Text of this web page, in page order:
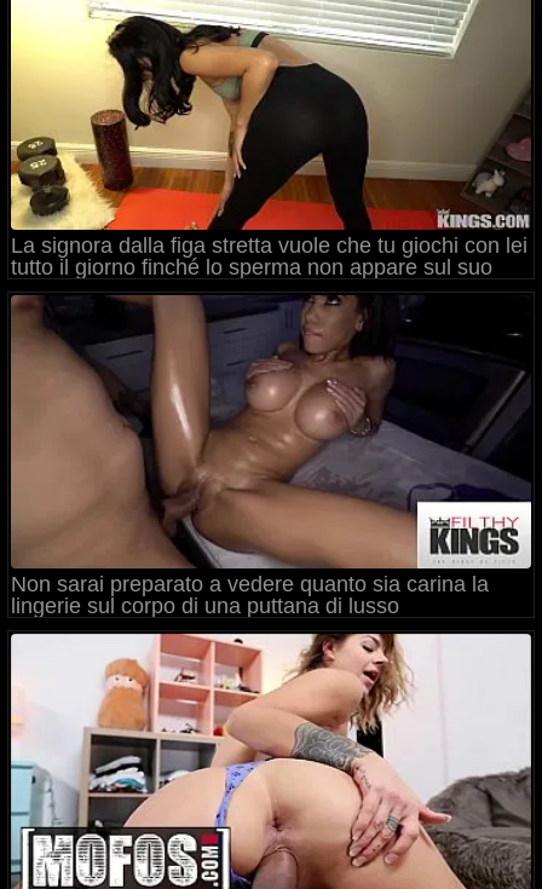
La signora dalla figa stretta vuole che tu giochi con lei
tutto il giorno finché lo sperma non appare sul suo
viso
Non sarai preparato a vedere quanto sia carina la
lingerie sul corpo di una puttana di lusso